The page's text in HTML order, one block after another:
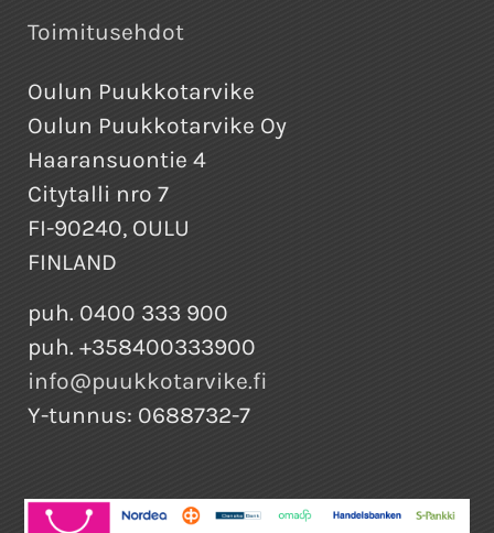
Toimitusehdot
Oulun Puukkotarvike
Oulun Puukkotarvike Oy
Haaransuontie 4
Citytalli nro 7
FI-90240, OULU
FINLAND
puh. 0400 333 900
puh. +358400333900
info@puukkotarvike.fi
Y-tunnus: 0688732-7